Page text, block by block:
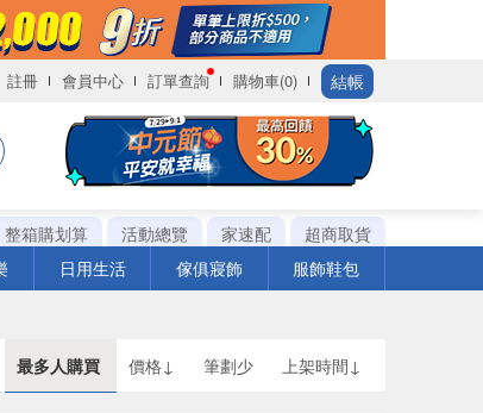
註冊 會員中心 訂單查詢 購物車(0) 結帳
整箱購划算 活動總覽 家速配
超商取貨
日用生活 傢俱寢飾 服飾鞋包
最多人購買 價格↓ 筆劃少 上架時間↓